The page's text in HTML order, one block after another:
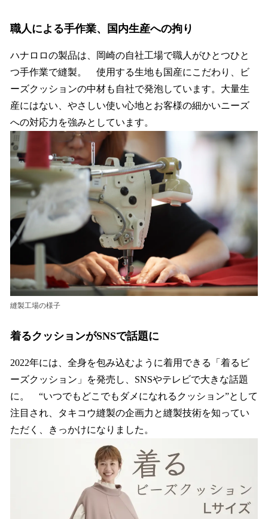
職人による手作業、国内生産への拘り
ハナロロの製品は、岡崎の自社工場で職人がひとつひと
つ手作業で縫製。 使用する生地も国産にこだわり、ビ
ーズクッションの中材も自社で発泡しています。大量生
産にはない、やさしい使い心地とお客様の細かいニーズ
への対応力を強みとしています。
縫製工場の様子
着るクッションがSNSで話題に
2022年には、全身を包み込むように着用できる「着るビ
ーズクッション」を発売し、SNSやテレビで大きな話題
に。 “いつでもどこでもダメになれるクッション”として
注目され、タキコウ縫製の企画力と縫製技術を知ってい
ただく、きっかけになりました。